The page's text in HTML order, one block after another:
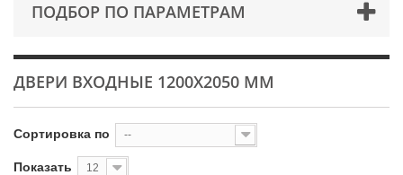
ПОДБОР ПО ПАРАМЕТРАМ
ДВЕРИ ВХОДНЫЕ 1200Х2050 ММ
Сортировка по --
Показать 12